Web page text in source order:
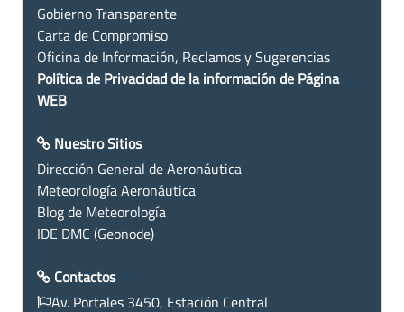
Gobierno Transparente
Carta de Compromiso
Oficina de Información, Reclamos y Sugerencias
Política de Privacidad de la información de Página
WEB
Nuestro Sitios
Dirección General de Aeronáutica
Meteorología Aeronáutica
Blog de Meteorología
IDE DMC (Geonode)
Contactos
Av. Portales 3450, Estación Central